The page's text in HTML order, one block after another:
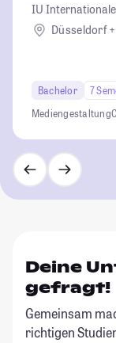
IU
Düsseldorf
Bachelor
7
Mediengestaltung
Deine
gefragt!
Gemeinsam
richtigen